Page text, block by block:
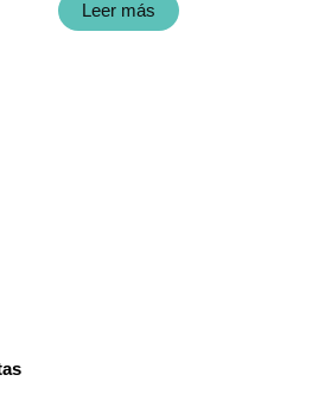
Leer más